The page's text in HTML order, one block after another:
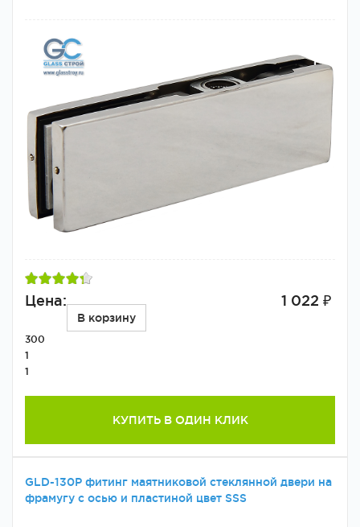
Цена: 1 022 ₽
В корзину
300
1
1
КУПИТЬ В ОДИН КЛИК
GLD-130P фитинг маятниковой стеклянной двери на
фрамугу с осью и пластиной цвет SSS